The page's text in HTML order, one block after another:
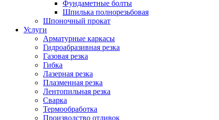
Фундаметные болты
Шпилька полнорезьбовая
Шпоночный прокат
Услуги
Арматурные каркасы
Гидроабразивная резка
Газовая резка
Гибка
Лазерная резка
Плазменная резка
Лентопильная резка
Сварка
Термообработка
Производство отливок